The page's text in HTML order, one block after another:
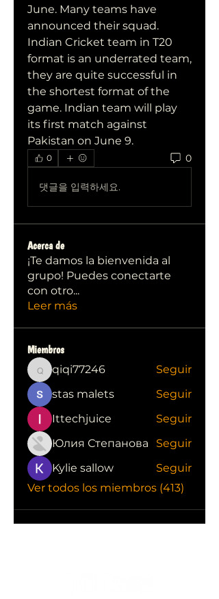
June. Many teams have
announced their squad.
Indian Cricket team in T20
format is an underrated team,
they are quite successful in
the shortest format of the
game. Indian team will play
its first match against
Pakistan on June 9.
0 0
댓글을 입력하세요.
Acerca de
¡Te damos la bienvenida al
grupo! Puedes conectarte
con otro...
Leer más
Miembros
qiqi77246
qiqi77246
Seguir
stas malets
Seguir
Ittechjuice
Seguir
Юлия Степанова
Seguir
Kylie sallow
Seguir
Ver todos los miembros (413)